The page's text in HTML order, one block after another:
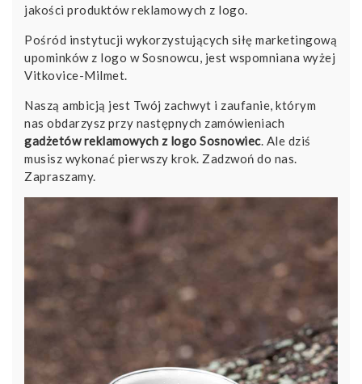
jakości produktów reklamowych z logo.
Pośród instytucji wykorzystujących siłę marketingową
upominków z logo w Sosnowcu, jest wspomniana wyżej
Vitkovice-Milmet.
Naszą ambicją jest Twój zachwyt i zaufanie, którym
nas obdarzysz przy następnych zamówieniach
gadżetów reklamowych z logo Sosnowiec. Ale dziś
musisz wykonać pierwszy krok. Zadzwoń do nas.
Zapraszamy.